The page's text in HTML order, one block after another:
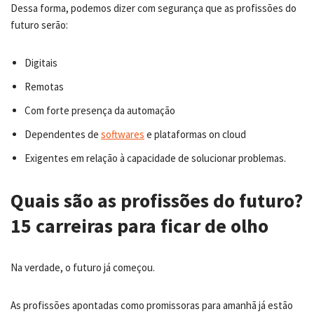
Dessa forma, podemos dizer com segurança que as profissões do
futuro serão:
Digitais
Remotas
Com forte presença da automação
Dependentes de softwares e plataformas on cloud
Exigentes em relação à capacidade de solucionar problemas.
Quais são as profissões do futuro?
15 carreiras para ficar de olho
Na verdade, o futuro já começou.
As profissões apontadas como promissoras para amanhã já estão